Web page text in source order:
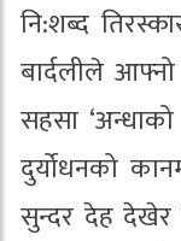
नि:शब्द
बार्दलीले
सहसा
दुर्योधनको
सुन्दर देह